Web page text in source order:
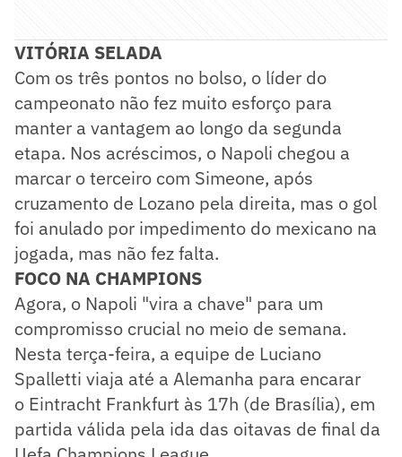
VITÓRIA SELADA
Com os três pontos no bolso, o líder do
campeonato não fez muito esforço para
manter a vantagem ao longo da segunda
etapa. Nos acréscimos, o Napoli chegou a
marcar o terceiro com Simeone, após
cruzamento de Lozano pela direita, mas o gol
foi anulado por impedimento do mexicano na
jogada, mas não fez falta.
FOCO NA CHAMPIONS
Agora, o Napoli "vira a chave" para um
compromisso crucial no meio de semana.
Nesta terça-feira, a equipe de Luciano
Spalletti viaja até a Alemanha para encarar
o Eintracht Frankfurt às 17h (de Brasília), em
partida válida pela ida das oitavas de final da